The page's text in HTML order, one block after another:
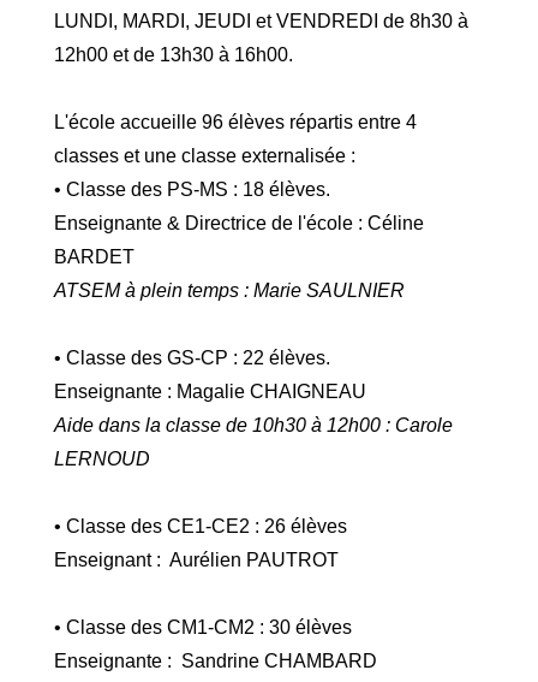
LUNDI, MARDI, JEUDI et VENDREDI de 8h30 à
12h00 et de 13h30 à 16h00.
L'école accueille 96 élèves répartis entre 4
classes et une classe externalisée :
• Classe des PS-MS : 18 élèves.
Enseignante & Directrice de l'école : Céline
BARDET
ATSEM à plein temps : Marie SAULNIER
• Classe des GS-CP : 22 élèves.
Enseignante : Magalie CHAIGNEAU
Aide dans la classe de 10h30 à 12h00 : Carole
LERNOUD
• Classe des CE1-CE2 : 26 élèves
Enseignant : Aurélien PAUTROT
• Classe des CM1-CM2 : 30 élèves
Enseignante : Sandrine CHAMBARD